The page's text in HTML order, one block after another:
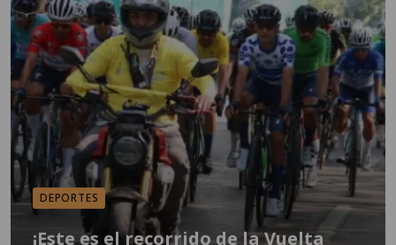
DEPORTES
¡Este es el recorrido de la Vuelta